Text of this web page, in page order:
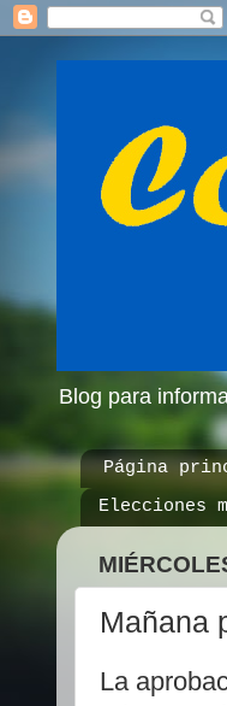
Blog para
Página
Elecciones
Mañana
La